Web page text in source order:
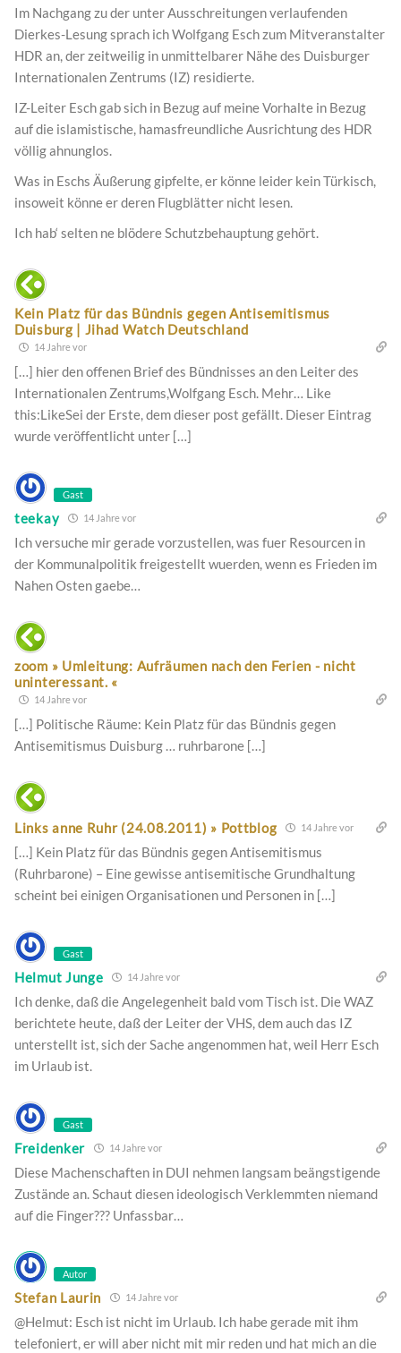
Im Nachgang zu der unter Ausschreitungen verlaufenden
Dierkes-Lesung sprach ich Wolfgang Esch zum Mitveranstalter
HDR an, der zeitweilig in unmittelbarer Nähe des Duisburger
Internationalen Zentrums (IZ) residierte.
IZ-Leiter Esch gab sich in Bezug auf meine Vorhalte in Bezug
auf die islamistische, hamasfreundliche Ausrichtung des HDR
völlig ahnunglos.
Was in Eschs Äußerung gipfelte, er könne leider kein Türkisch,
insoweit könne er deren Flugblätter nicht lesen.
Ich hab‘ selten ne blödere Schutzbehauptung gehört.
Kein Platz für das Bündnis gegen Antisemitismus
Duisburg | Jihad Watch Deutschland
14 Jahre vor
[…] hier den offenen Brief des Bündnisses an den Leiter des
Internationalen Zentrums,Wolfgang Esch. Mehr… Like
this:LikeSei der Erste, dem dieser post gefällt. Dieser Eintrag
wurde veröffentlicht unter […]
Gast
teekay 14 Jahre vor
Ich versuche mir gerade vorzustellen, was fuer Resourcen in
der Kommunalpolitik freigestellt wuerden, wenn es Frieden im
Nahen Osten gaebe…
zoom » Umleitung: Aufräumen nach den Ferien - nicht
uninteressant. «
14 Jahre vor
[…] Politische Räume: Kein Platz für das Bündnis gegen
Antisemitismus Duisburg … ruhrbarone […]
Links anne Ruhr (24.08.2011) » Pottblog 14 Jahre vor
[…] Kein Platz für das Bündnis gegen Antisemitismus
(Ruhrbarone) – Eine gewisse antisemitische Grundhaltung
scheint bei einigen Organisationen und Personen in […]
Gast
Helmut Junge 14 Jahre vor
Ich denke, daß die Angelegenheit bald vom Tisch ist. Die WAZ
berichtete heute, daß der Leiter der VHS, dem auch das IZ
unterstellt ist, sich der Sache angenommen hat, weil Herr Esch
im Urlaub ist.
Gast
Freidenker 14 Jahre vor
Diese Machenschaften in DUI nehmen langsam beängstigende
Zustände an. Schaut diesen ideologisch Verklemmten niemand
auf die Finger??? Unfassbar…
Autor
Stefan Laurin 14 Jahre vor
@Helmut: Esch ist nicht im Urlaub. Ich habe gerade mit ihm
telefoniert, er will aber nicht mit mir reden und hat mich an die